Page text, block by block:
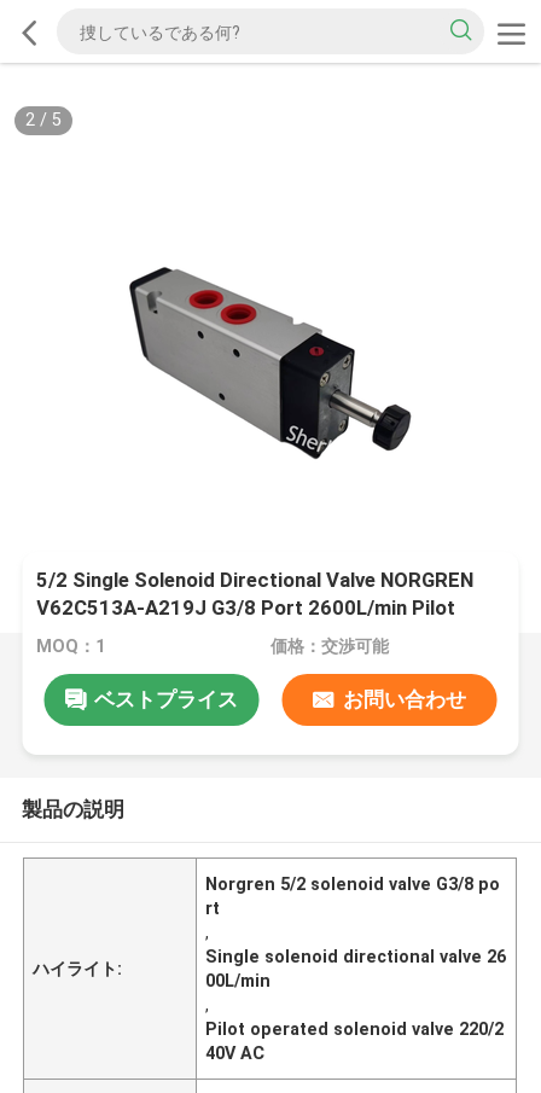
2/ 5
5/2 Single Solenoid Directional Valve NORGREN
V62C513A-A219J G3/8 Port 2600L/min Pilot
Operated 220/240V AC Push Locked Manual
MOQ：1 価格：交渉可能
ベストプライス お問い合わせ
製品の説明
ハイライト:
Norgren 5/2 solenoid valve G3/8 po
rt
,
Single solenoid directional valve 26
00L/min
,
Pilot operated solenoid valve 220/2
40V AC